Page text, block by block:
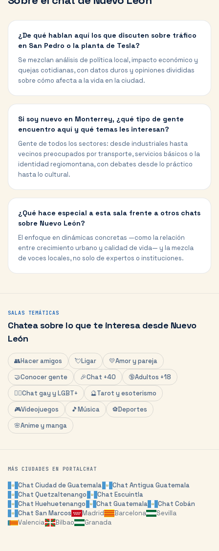
¿De qué hablan aquí los que discuten sobre tráfico
en San Pedro o la planta de Tesla?
Se mezclan análisis de política local, impacto económico y
quejas cotidianas, con datos duros y opiniones divididas
sobre cómo afecta a la vida en la ciudad.
Si soy nuevo en Monterrey, ¿qué tipo de gente
encuentro aquí y qué temas les interesan?
Gente de todos los sectores: desde industriales hasta
vecinos preocupados por transporte, servicios básicos o la
identidad regiomontana, con debates desde lo práctico
hasta lo cultural.
¿Qué hace especial a esta sala frente a otros chats
sobre Nuevo León?
El enfoque en dinámicas concretas —como la relación
entre crecimiento urbano y calidad de vida— y la mezcla
de voces locales, no solo de expertos o instituciones.
SALAS TEMÁTICAS
Chatea sobre lo que te interesa desde Nuevo
León
👥Hacer amigos 💘Ligar 💛Amor y pareja
🤝Conocer gente 🎉Chat +40 🔞Adultos +18
🏳️‍🌈Chat gay y LGBT+ 🔮Tarot y esoterismo
🎮Videojuegos 🎵Música ⚽Deportes
🌸Anime y manga
MÁS CIUDADES EN PORTALCHAT
ChatCiudad de Guatemala Chat Antigua Guatemala
ChatQuetzaltenango Chat Escuintla
ChatHuehuetenango Chat Guatemala Chat Cobán
ChatSan Marcos Madrid Barcelona
Sevilla
Valencia
Bilbao Granada